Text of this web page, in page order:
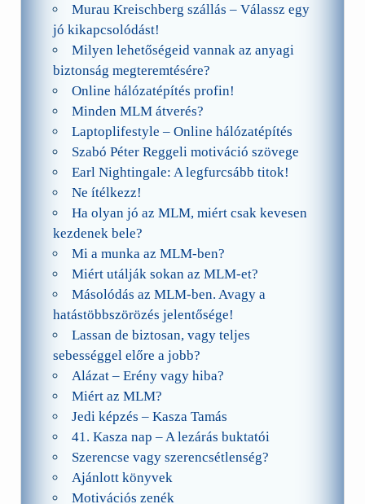
Murau Kreischberg szállás – Válassz egy
jó kikapcsolódást!
Milyen lehetőségeid vannak az anyagi
biztonság megteremtésére?
Online hálózatépítés profin!
Minden MLM átverés?
Laptoplifestyle – Online hálózatépítés
Szabó Péter Reggeli motiváció szövege
Earl Nightingale: A legfurcsább titok!
Ne ítélkezz!
Ha olyan jó az MLM, miért csak kevesen
kezdenek bele?
Mi a munka az MLM-ben?
Miért utálják sokan az MLM-et?
Másolódás az MLM-ben. Avagy a
hatástöbbszörözés jelentősége!
Lassan de biztosan, vagy teljes
sebességgel előre a jobb?
Alázat – Erény vagy hiba?
Miért az MLM?
Jedi képzés – Kasza Tamás
41. Kasza nap – A lezárás buktatói
Szerencse vagy szerencsétlenség?
Ajánlott könyvek
Motivációs zenék